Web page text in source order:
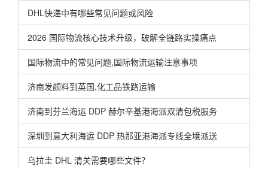
DHL快递中有哪些常见问题或风险
2026 国际物流核心技术升级，破解全链路实操痛点
国际物流中的常见问题,国际物流运输注意事项
济南发颜料到英国,化工品铁路运输
济南到芬兰海运 DDP 赫尔辛基港海派双清包税服务
深圳到意大利海运 DDP 热那亚港海派专线全境派送
乌拉圭 DHL 清关需要哪些文件？